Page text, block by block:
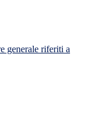
generale riferiti a